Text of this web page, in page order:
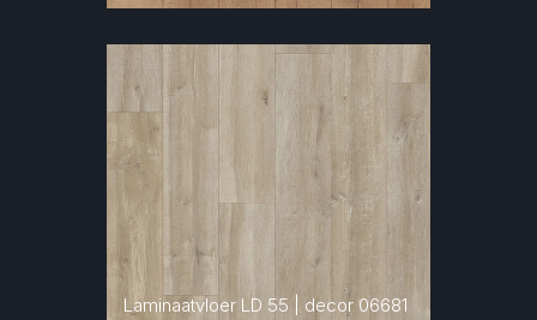
Laminaatvloer LD 55 | decor 06681